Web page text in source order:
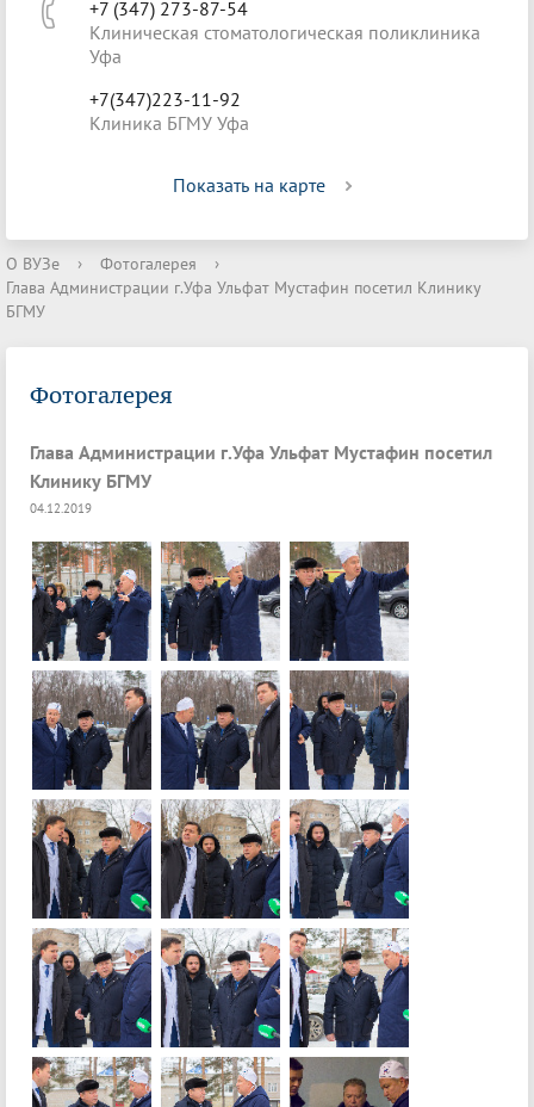
+7 (347) 273-87-54
Клиническая стоматологическая поликлиника
Уфа
+7(347)223-11-92
Клиника БГМУ Уфа
Показать на карте
О ВУЗе › Фотогалерея
›
Глава Администрации г.Уфа Ульфат Мустафин посетил Клинику
БГМУ
Фотогалерея
Глава Администрации г.Уфа Ульфат Мустафин посетил
Клинику БГМУ
04.12.2019